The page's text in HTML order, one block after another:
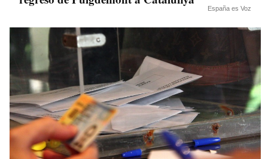
España es Voz